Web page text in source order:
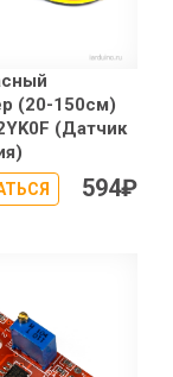
(20-150см)
(Датчик
594₽